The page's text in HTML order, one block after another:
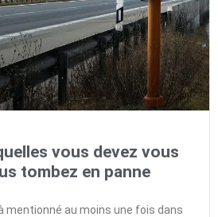
vous devez vous
tombez en panne
mentionné au moins une fois dans